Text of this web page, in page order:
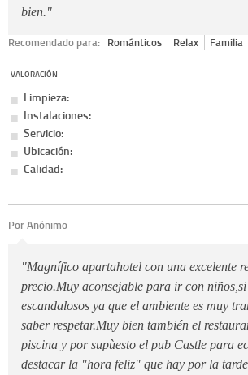
bien."
Recomendado para: Románticos Relax Familia
VALORACIÓN
Limpieza:
Instalaciones:
Servicio:
Ubicación:
Calidad:
Por Anónimo
"Magnífico apartahotel con una excelente
precio.Muy aconsejable para ir con
escandalosos ya que el ambiente es muy
saber respetar.Muy bien también el
piscina y por supùesto el pub Castle para
destacar la "hora feliz" que hay por la